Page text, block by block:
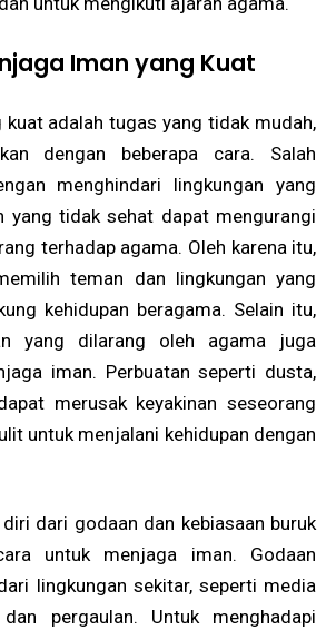
Iman yang Kuat
kuat adalah tugas yang tidak mudah,
dengan beberapa cara. Salah
menghindari lingkungan yang
yang tidak sehat dapat mengurangi
terhadap agama. Oleh karena itu,
teman dan lingkungan yang
kehidupan beragama. Selain itu,
yang dilarang oleh agama juga
iman. Perbuatan seperti dusta,
merusak keyakinan seseorang
untuk menjalani kehidupan dengan
dari godaan dan kebiasaan buruk
untuk menjaga iman. Godaan
lingkungan sekitar, seperti media
pergaulan. Untuk menghadapi